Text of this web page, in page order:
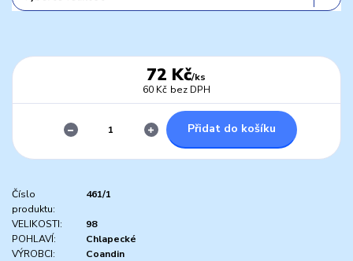
72 Kč/ks
60 Kč bez DPH
Přidat do košíku
Číslo
produktu:
461/1
VELIKOSTI:
98
POHLAVÍ:
Chlapecké
VÝROBCI:
Coandin